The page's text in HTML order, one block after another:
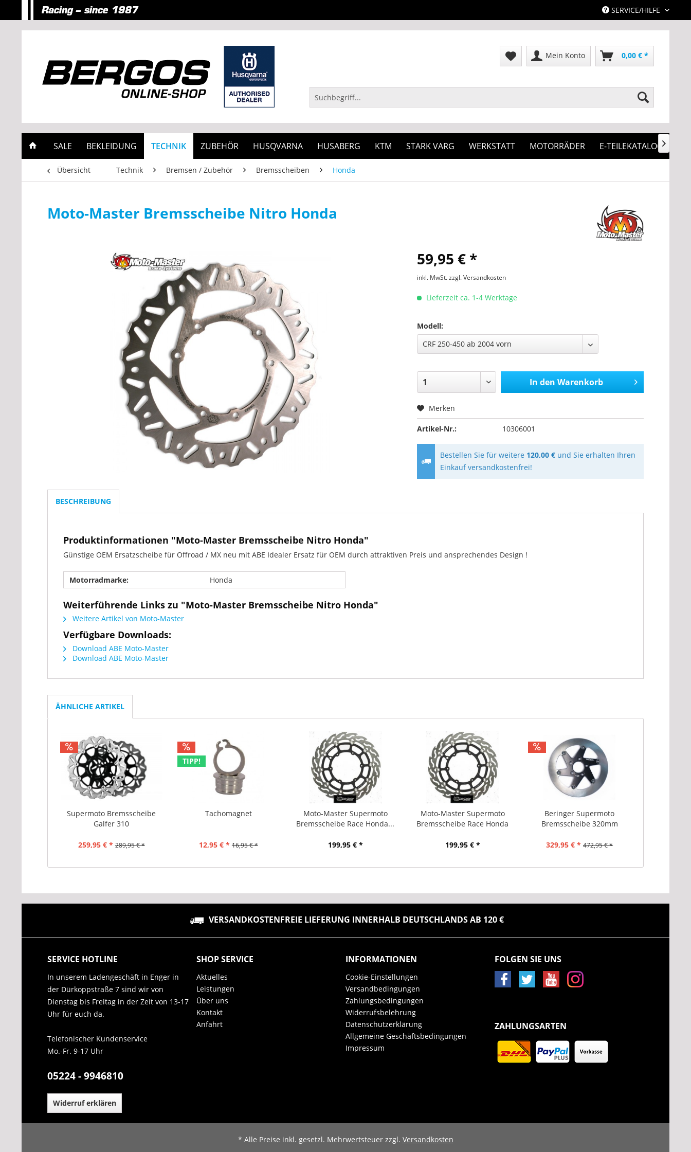
SERVICE/HILFE
Mein Konto 0,00 € *
SALE BEKLEIDUNG TECHNIK ZUBEHÖR HUSQVARNA HUSABERG KTM STARK VARG WERKSTATT MOTORRÄDER E-TEILEKATALOG
Übersicht Technik Bremsen / Zubehör Bremsscheiben Honda
Moto-Master Bremsscheibe Nitro Honda
59,95 € *
inkl. MwSt.zzgl. Versandkosten
Lieferzeit ca. 1-4 Werktage
Modell:
In den Warenkorb
Merken
Artikel-Nr.: 10306001
Bestellen Sie für weitere 120,00 € und Sie erhalten Ihren
Einkauf versandkostenfrei!
BESCHREIBUNG
Produktinformationen "Moto-Master Bremsscheibe Nitro Honda"
Günstige OEM Ersatzscheibe für Offroad / MX neu mit ABE Idealer Ersatz für OEM durch attraktiven Preis und ansprechendes Design !
Motorradmarke: Honda
Weiterführende Links zu "Moto-Master Bremsscheibe Nitro Honda"
Weitere Artikel von Moto-Master
Verfügbare Downloads:
Download ABE Moto-Master
Download ABE Moto-Master
ÄHNLICHE ARTIKEL
Supermoto Bremsscheibe
Galfer 310
259,95 € * 289,95 € *
TIPP!
Tachomagnet
12,95 € * 16,95 € *
Moto-Master Supermoto
Bremsscheibe Race Honda...
199,95 € *
Moto-Master Supermoto
Bremsscheibe Race Honda
199,95 € *
Beringer Supermoto
Bremsscheibe 320mm
329,95 € * 472,95 € *
VERSANDKOSTENFREIE LIEFERUNG INNERHALB DEUTSCHLANDS AB 120 €
SERVICE HOTLINE
In unserem Ladengeschäft in Enger in
der Dürkoppstraße 7 sind wir von
Dienstag bis Freitag in der Zeit von 13-17
Uhr für euch da.
Telefonischer Kundenservice
Mo.-Fr. 9-17 Uhr
05224 - 9946810
Widerruf erklären
SHOP SERVICE
Aktuelles
Leistungen
Über uns
Kontakt
Anfahrt
INFORMATIONEN
Cookie-Einstellungen
Versandbedingungen
Zahlungsbedingungen
Widerrufsbelehrung
Datenschutzerklärung
Allgemeine Geschäftsbedingungen
Impressum
FOLGEN SIE UNS
ZAHLUNGSARTEN
* Alle Preise inkl. gesetzl. Mehrwertsteuer zzgl. Versandkosten